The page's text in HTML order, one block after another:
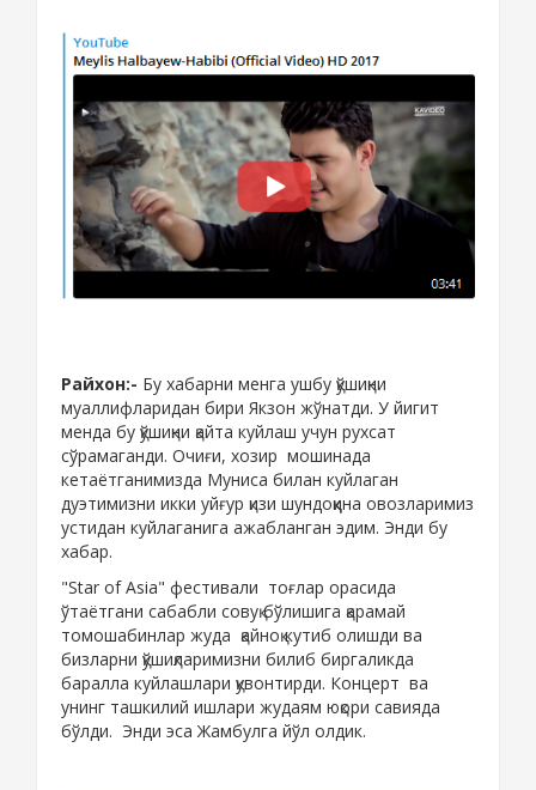
Райхон:- Бу хабарни менга ушбу қўшиқни
муаллифларидан бири Якзон жўнатди. У йигит
менда бу қўшиқни қайта куйлаш учун рухсат
сўрамаганди. Очиғи, хозир мошинада
кетаётганимизда Муниса билан куйлаган
дуэтимизни икки уйғур қизи шундоққина овозларимиз
устидан куйлаганига ажабланган эдим. Энди бу
хабар.
"Star of Asia" фестивали тоғлар орасида
ўтаётгани сабабли совуқ бўлишига қарамай
томошабинлар жуда қайноқ кутиб олишди ва
бизларни қўшиқларимизни билиб биргаликда
баралла куйлашлари қувонтирди. Концерт ва
унинг ташкилий ишлари жудаям юқори савияда
бўлди. Энди эса Жамбулга йўл олдик.